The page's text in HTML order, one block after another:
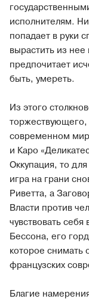
исполнителям.
попадает в руки
вырастить из
предпочитает
быть, умереть.
Из этого
современном
и Каро
Оккупация, то
игра на грани
Риветта, а
Власти против
чувствовать
Бессона, его
которое снимать
французских
Благие